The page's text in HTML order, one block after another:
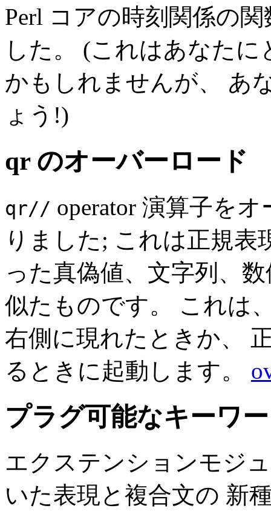
Perl コアの時刻関係の
した。 (これはあなた
かもしれませんが、 あ
ょう!)
qr のオーバーロード
qr// operator 演算子を
りました; これは正規表
った真偽値、文字列、
似たものです。 これは
右側に現れたときか、
るときに起動します。
プラグ可能なキーワ
エクステンションモジ
いた表現と複合文の 新